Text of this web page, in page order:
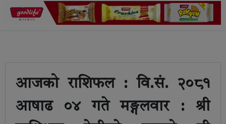
आजको राशिफल : वि.सं. २०८१
आषाढ ०४ गते मङ्गलवार : श्री